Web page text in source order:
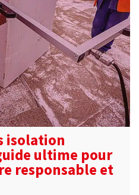
isolation
ultime pour
responsable et